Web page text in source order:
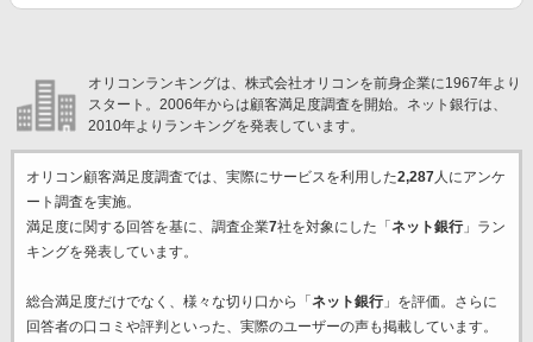
オリコンランキングは、株式会社オリコンを前身企業に1967年より
スタート。2006年からは顧客満足度調査を開始。ネット銀行は、
2010年よりランキングを発表しています。
オリコン顧客満足度調査では、実際にサービスを利用した2,287人にアンケ
ート調査を実施。
満足度に関する回答を基に、調査企業7社を対象にした「 ネット銀行」ラン
キングを発表しています。
総合満足度だけでなく、様々な切り口から「 ネット銀行」を評価。さらに
回答者の口コミや評判といった、実際のユーザーの声も掲載しています。